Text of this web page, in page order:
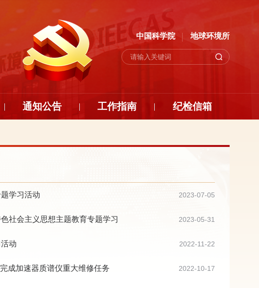
中国科学院 地球环境所
通知公告 工作指南 纪检信箱
学习活动 2023-07-05
社会主义思想主题教育专题学习 2023-05-31
动 2022-11-22
成加速器质谱仪重大维修任务 2022-10-17